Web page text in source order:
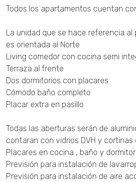
Todos los apartamentos cuentan
La unidad que se hace referencia al
es orientada al Norte
Living comedor con cocina semi
Terraza al frente
Dos dormitorios con placares
Cómodo baño completo
Placar extra en pasillo
Todas las aberturas serán de
contaran con vidrios DVH y cortinas
Placares en cocina , baño y
Previsión para instalación de
Previsión para instalación de aire